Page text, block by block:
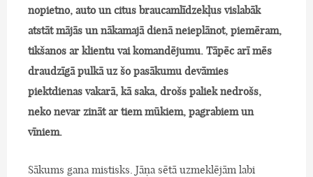
nopietno, auto un citus braucamlīdzekļus vislabāk
atstāt mājās un nākamajā dienā neieplānot, piemēram,
tikšanos ar klientu vai komandējumu. Tāpēc arī mēs
draudzīgā pulkā uz šo pasākumu devāmies
piektdienas vakarā, kā saka, drošs paliek nedrošs,
neko nevar zināt ar tiem mūkiem, pagrabiem un
vīniem.
Sākums gana mistisks. Jāņa sētā uzmeklējām labi